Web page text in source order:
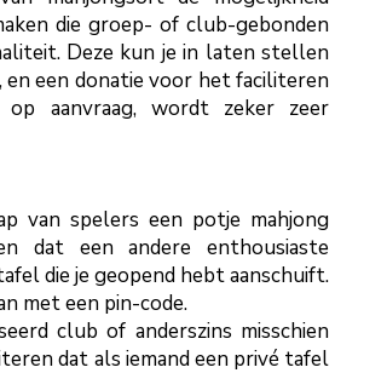
die groep- of club-gebonden
Deze kun je in laten stellen
een donatie voor het faciliteren
aanvraag, wordt zeker zeer
van spelers een potje mahjong
dat een andere enthousiaste
die je geopendhebt aanschuift.
met een pin-code.
club of anderszins misschien
dat als iemand een privé tafel